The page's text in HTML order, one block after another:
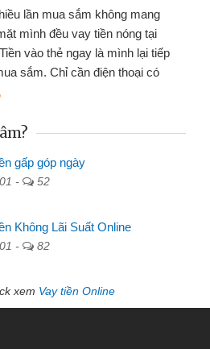
kinh doanh buôn bán nhỏ lẻ
lúc cần vốn nhập hàng, nhờ biết
website qua bạn bè giới thiệu tôi
quyết được công việc của
gấp góp ngày
- 52
Không Lãi Suất Online
- 82
xem Vay tiền Online